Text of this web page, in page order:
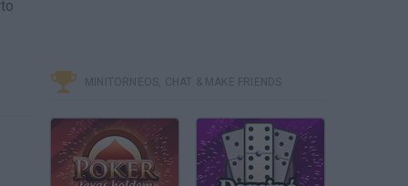
MINITORNEOS, CHAT & MAKE FRIENDS